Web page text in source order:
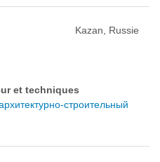
Kazan, Russie
et techniques
строительный